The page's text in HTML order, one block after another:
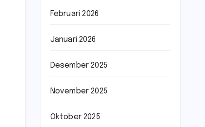
Februari 2026
Januari 2026
Desember 2025
November 2025
Oktober 2025